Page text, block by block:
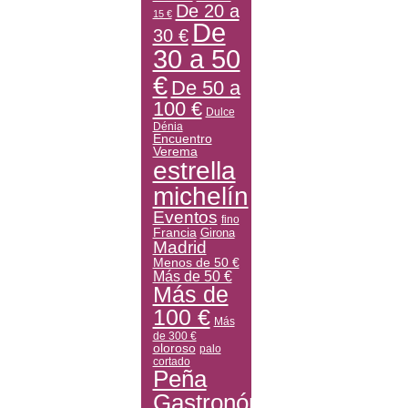
15 € De 20 a
30 € De
30 a 50
€ De 50 a
100 € Dulce
Dénia
Encuentro
Verema
estrella
michelín
Eventos fino
Francia Girona
Madrid
Menos de 50 €
Más de 50 €
Más de
100 € Más
de 300 €
oloroso palo
cortado
Peña